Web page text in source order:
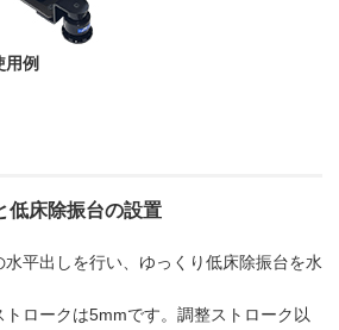
用例
低床除振台の設置
平出しを行い、ゆっくり低床除振台を水
ロークは5mmです。調整ストローク以